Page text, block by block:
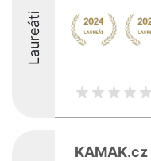
Laureáti
KAMAK.cz